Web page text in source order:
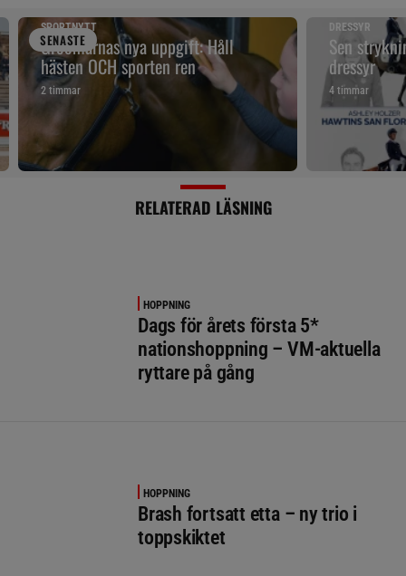
SENASTE
SPORTNYTT
Groomarnas nya uppgift: Håll
hästen OCH sporten ren
2 timmar
DRESSYR
Sen
dressyr
4 timmar
RELATERAD LÄSNING
HOPPNING
Dags för årets första 5*
nationshoppning – VM-aktuella
ryttare på gång
HOPPNING
Brash fortsatt etta – ny trio i
toppskiktet